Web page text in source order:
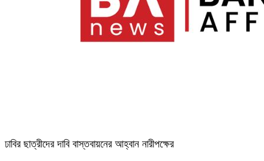
ঢাবির ছাত্রীদের দাবি বাস্তবায়নের আহ্বান নারীপক্ষের